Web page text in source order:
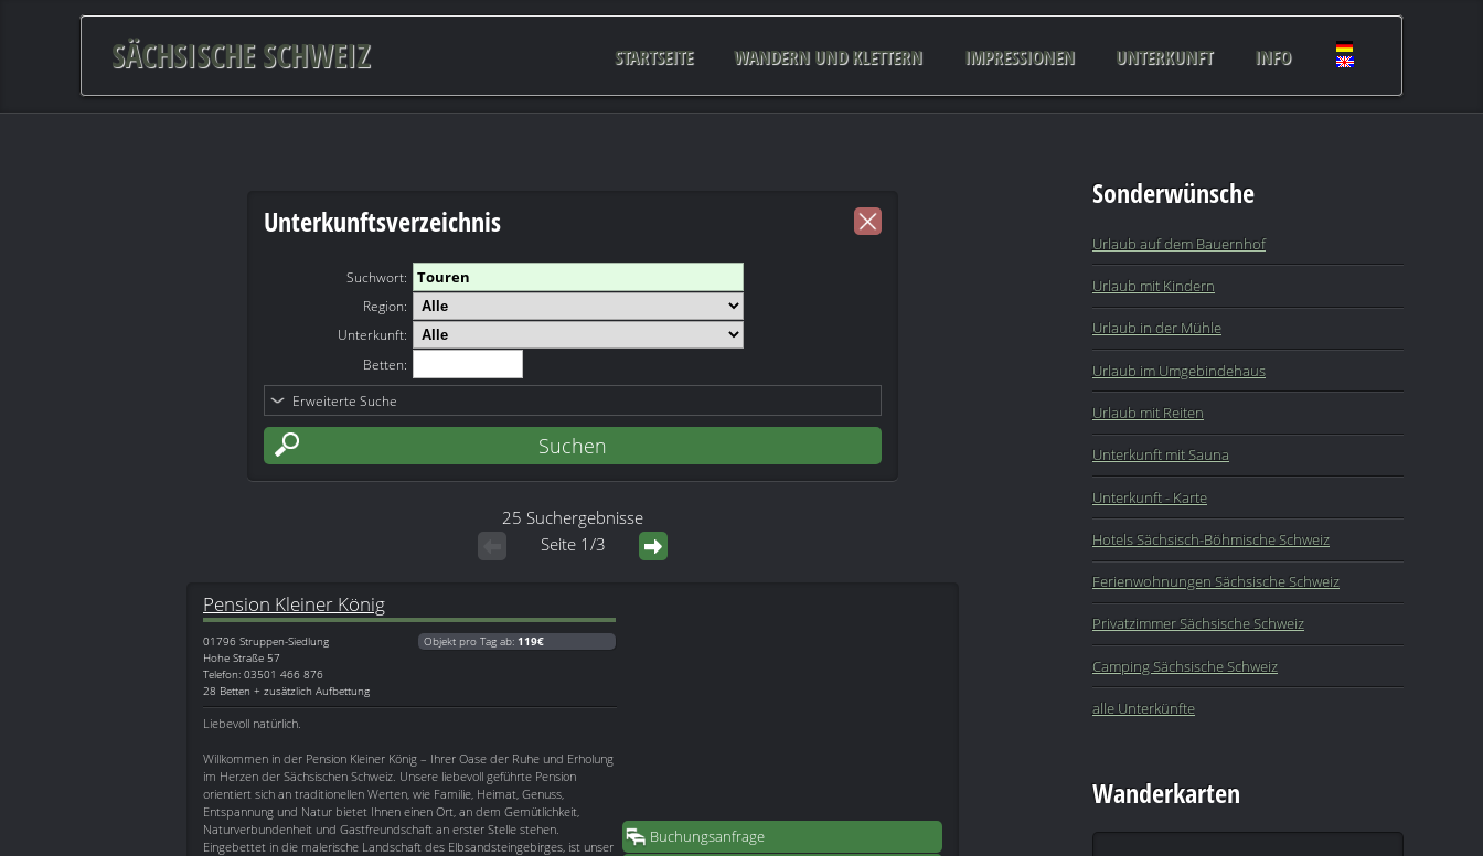
SÄCHSISCHE SCHWEIZ STARTSEITE WANDERN UND KLETTERN IMPRESSIONEN UNTERKUNFT INFO
Unterkunftsverzeichnis
Suchwort:
Region:
Unterkunft:
Betten:
Erweiterte Suche
25 Suchergebnisse
Seite 1/3
Buchungsanfrage
Pension Kleiner König
01796 Struppen-Siedlung
Hohe Straße 57
Telefon: 03501 466 876
28 Betten + zusätzlich Aufbettung
Objekt pro Tag ab: 119€
Liebevoll natürlich.
Willkommen in der Pension Kleiner König – Ihrer Oase der Ruhe und Erholung
im Herzen der Sächsischen Schweiz. Unsere liebevoll geführte Pension
orientiert sich an traditionellen Werten, wie Familie, Heimat, Genuss,
Entspannung und Natur bietet Ihnen einen Ort, an dem Gemütlichkeit,
Naturverbundenheit und Gastfreundschaft an erster Stelle stehen.
Eingebettet in die malerische Landschaft des Elbsandsteingebirges, ist unser
Sonderwünsche
Urlaub auf dem Bauernhof
Urlaub mit Kindern
Urlaub in der Mühle
Urlaub im Umgebindehaus
Urlaub mit Reiten
Unterkunft mit Sauna
Unterkunft - Karte
Hotels Sächsisch-Böhmische Schweiz
Ferienwohnungen Sächsische Schweiz
Privatzimmer Sächsische Schweiz
Camping Sächsische Schweiz
alle Unterkünfte
Wanderkarten